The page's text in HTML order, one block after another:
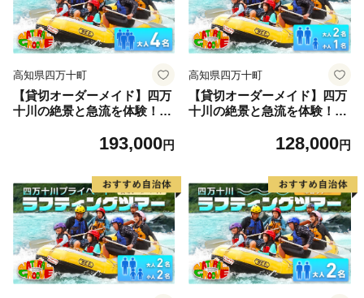
高知県四万十町
【貸切オーダーメイド】四万
十川の絶景と急流を体験！四
ングツアー 大人4名『昼食
193,000円
高知県四万十町
【貸切オーダーメイド】四万
十川の絶景と急流を体験！四
ングツアー 大人2名、小人1
128,000円